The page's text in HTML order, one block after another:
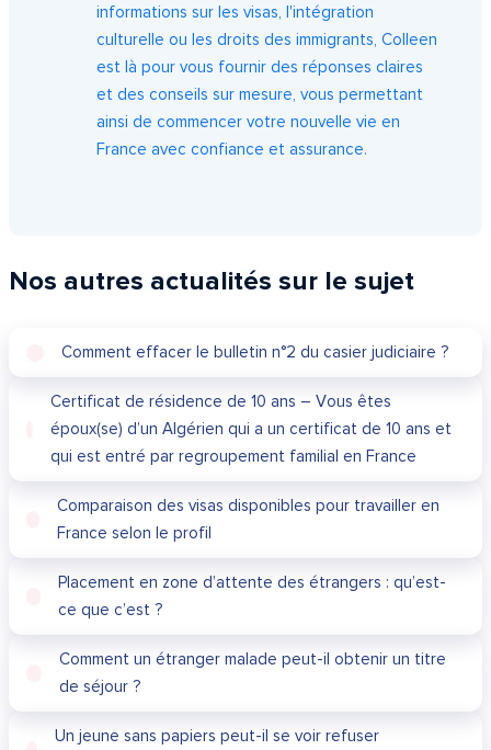
informations sur les visas, l'intégration
culturelle ou les droits des immigrants, Colleen
est là pour vous fournir des réponses claires
et des conseils sur mesure, vous permettant
ainsi de commencer votre nouvelle vie en
France avec confiance et assurance.
Nos autres actualités sur le sujet
Comment effacer le bulletin n°2 du casier judiciaire ?
Certificat de résidence de 10 ans – Vous êtes
époux(se) d’un Algérien qui a un certificat de 10 ans et
qui est entré par regroupement familial en France
Comparaison des visas disponibles pour travailler en
France selon le profil
Placement en zone d’attente des étrangers : qu’est-
ce que c’est ?
Comment un étranger malade peut-il obtenir un titre
de séjour ?
Un jeune sans papiers peut-il se voir refuser